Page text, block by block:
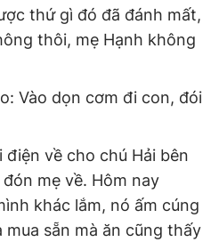
thứ gì đó đã đánh mất,
thôi, mẹ Hạnh không
Vào dọn cơm đi con, đói
về cho chú Hải bên
mẹ về. Hôm nay
khác lắm, nó ấm cúng
sẵn mà ăn cũng thấy